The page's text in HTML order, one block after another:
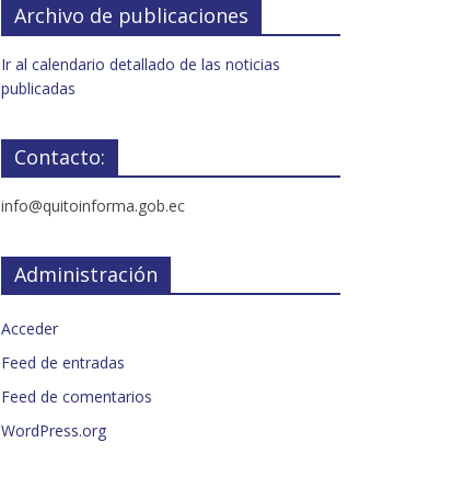
Archivo de publicaciones
Ir al calendario detallado de las noticias
publicadas
Contacto:
info@quitoinforma.gob.ec
Administración
Acceder
Feed de entradas
Feed de comentarios
WordPress.org